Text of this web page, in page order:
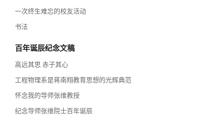
一次终生难忘的校友活动
书法
百年诞辰纪念文稿
高远其思 赤子其心
工程物理系是蒋南翔教育思想的光辉典范
怀念我的导师张维教授
纪念导师张维院士百年诞辰